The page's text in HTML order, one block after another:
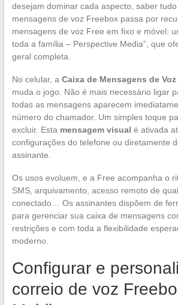
desejam dominar cada aspecto, saber
mensagens de voz Freebox passa por
mensagens de voz Free em fixo e móvel:
toda a família – Perspective Media”, que
geral completa.
No celular, a Caixa de Mensagens de
muda o jogo. Não é mais necessário ligar
todas as mensagens aparecem
número do chamador. Um simples toque
excluir. Esta mensagem visual é ativada
configurações do telefone ou diretamente
assinante.
Os usos evoluem, e a Free acompanha o
SMS, arquivamento, acesso remoto de
conectado… Os assinantes dispõem de
para gerenciar sua caixa de mensagens
restrições e com toda a flexibilidade
moderno.
Configurar e
correio de voz